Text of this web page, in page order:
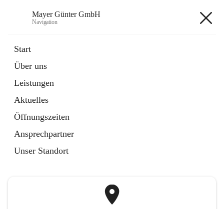
Mayer Günter GmbH
Navigation
Start
Über uns
Leistungen
Aktuelles
Öffnungszeiten
Ansprechpartner
Unser Standort
Artikel
in
Tab
TRANSPORTE
Artikel
öffnet
in
neuem
Tab